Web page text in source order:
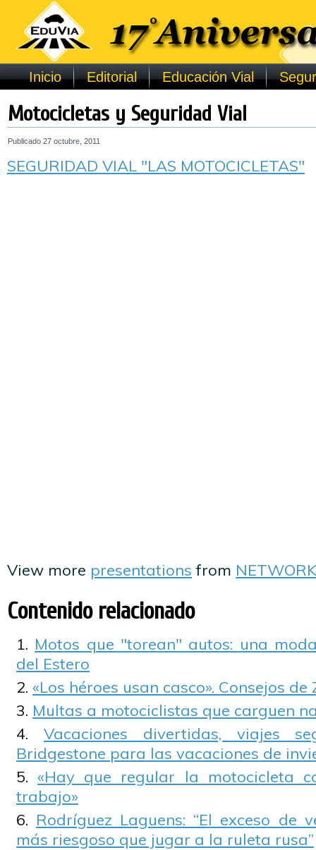
Inicio Editorial Educación Vial
Motocicletas y Seguridad Vial
Publicado 27 octubre, 2011
SEGURIDAD VIAL "LAS MOTOCICLETAS"
View more presentations from
Contenido relacionado
Motos que "torean" autos: una
del Estero
«Los héroes usan casco». Consejos de
Multas a motociclistas que carguen
Vacaciones divertidas, viajes
Bridgestone para las vacaciones de
«Hay que regular la motocicleta
trabajo»
Rodríguez Laguens: “El exceso de
más riesgoso que jugar a la ruleta rusa”